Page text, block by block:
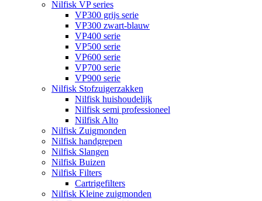
Nilfisk VP series
VP300 grijs serie
VP300 zwart-blauw
VP400 serie
VP500 serie
VP600 serie
VP700 serie
VP900 serie
Nilfisk Stofzuigerzakken
Nilfisk huishoudelijk
Nilfisk semi professioneel
Nilfisk Alto
Nilfisk Zuigmonden
Nilfisk handgrepen
Nilfisk Slangen
Nilfisk Buizen
Nilfisk Filters
​Cartrigefilters
Nilfisk Kleine zuigmonden